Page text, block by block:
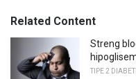
Related Content
Streng
TIPE 2